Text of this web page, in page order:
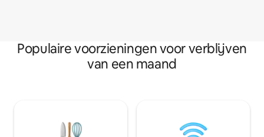
Populaire voorzieningen voor verblijven
van een maand